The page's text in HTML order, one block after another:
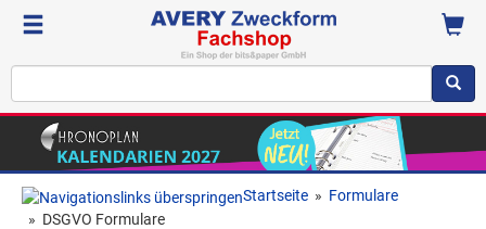
Startseite » Formulare
» DSGVO Formulare